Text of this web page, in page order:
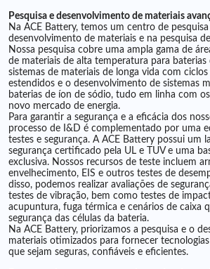
Pesquisa e desenvolvimento de materiais
Na ACE Battery, temos um centro de
desenvolvimento de materiais e na pesquisa
Nossa pesquisa cobre uma ampla gama de
de materiais de alta temperatura para baterias
sistemas de materiais de longa vida com
estendidos e o desenvolvimento de sistemas
baterias de íon de sódio, tudo em linha com
novo mercado de energia.
Para garantir a segurança e a eficácia dos
processo de I&D é complementado por uma
testes e segurança. A ACE Battery possui um
segurança certificado pela UL e TUV e uma
exclusiva. Nossos recursos de teste incluem
envelhecimento, EIS e outros testes de
disso, podemos realizar avaliações de
testes de vibração, bem como testes de
acupuntura, fuga térmica e cenários de caixa
segurança das células da bateria.
Na ACE Battery, priorizamos a pesquisa e o
materiais otimizados para fornecer
que sejam seguras, confiáveis ​​e eficientes.